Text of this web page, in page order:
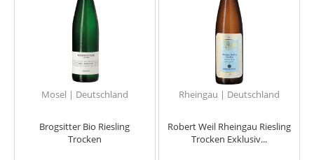
Mosel | Deutschland
Brogsitter Bio Riesling
Trocken
Rheingau | Deutschland
Robert Weil Rheingau Riesling
Trocken Exklusiv...